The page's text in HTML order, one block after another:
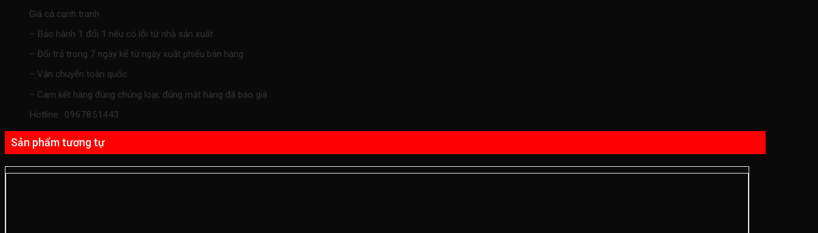
Giá cả cạnh tranh
– Bảo hành 1 đổi 1 nếu có lỗi từ nhà sản xuất
– Đổi trả trong 7 ngày kể từ ngày xuất phiếu bán hàng
– Vận chuyển toàn quốc
– Cam kết hàng đúng chủng loại, đúng mặt hàng đã báo giá
Hotline: 0967851443
Sản phẩm tương tự